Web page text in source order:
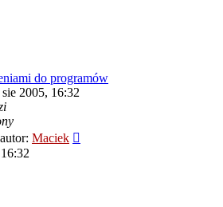
do programów
2005, 16:32
autor: Maciek